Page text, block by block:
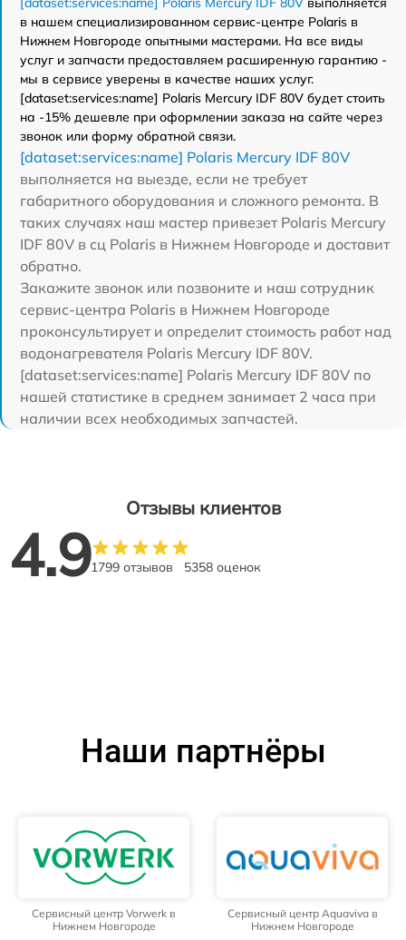
в нашем специализированном сервис-центре Polaris в
Нижнем Новгороде опытными мастерами. На все виды
услуг и запчасти предоставляем расширенную гарантию -
мы в сервисе уверены в качестве наших услуг.
[dataset:services:name] Polaris Mercury IDF 80V будет стоить
на -15% дешевле при оформлении заказа на сайте через
звонок или форму обратной связи.
[dataset:services:name] Polaris Mercury IDF 80V
выполняется на выезде, если не требует
габаритного оборудования и сложного ремонта. В
таких случаях наш мастер привезет Polaris Mercury
IDF 80V в сц Polaris в Нижнем Новгороде и доставит
обратно.
Закажите звонок или позвоните и наш сотрудник
сервис-центра Polaris в Нижнем Новгороде
проконсультирует и определит стоимость работ над
водонагревателя Polaris Mercury IDF 80V.
[dataset:services:name] Polaris Mercury IDF 80V по
нашей статистике в среднем занимает 2 часа при
наличии всех необходимых запчастей.
Отзывы клиентов
4.91799 отзывов 5358 оценок
Наши партнёры
Сервисный центр Vorwerk в
Нижнем Новгороде
Сервисный центр Aquaviva в
Нижнем Новгороде